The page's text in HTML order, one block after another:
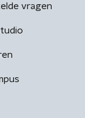
vragen